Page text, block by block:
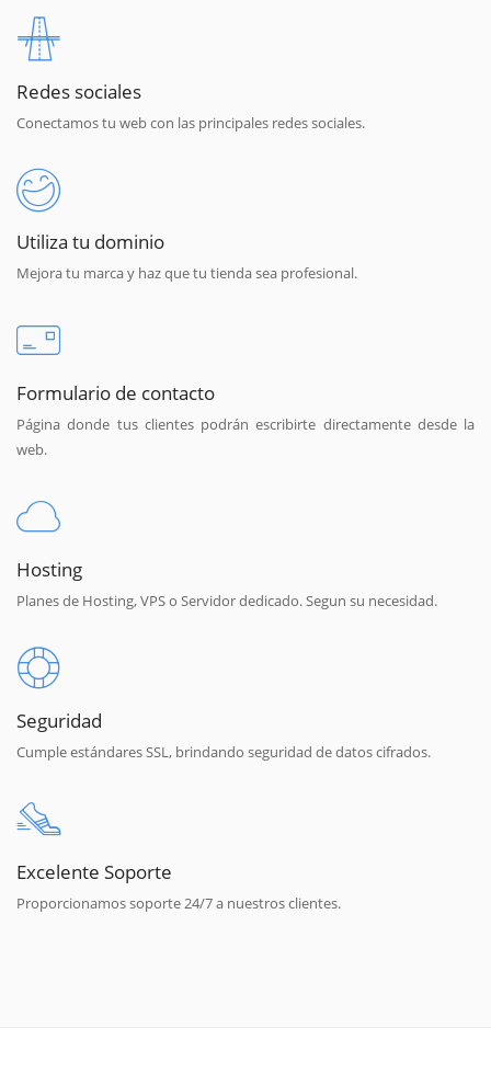
Redes sociales
Conectamos tu web con las principales redes sociales.
Utiliza tu dominio
Mejora tu marca y haz que tu tienda sea profesional.
Formulario de contacto
Página donde tus clientes podrán escribirte directamente desde la
web.
Hosting
Planes de Hosting, VPS o Servidor dedicado. Segun su necesidad.
Seguridad
Cumple estándares SSL, brindando seguridad de datos cifrados.
Excelente Soporte
Proporcionamos soporte 24/7 a nuestros clientes.